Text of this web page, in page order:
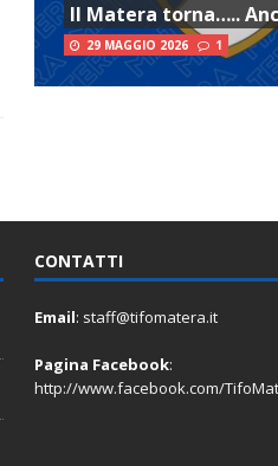
Il Matera torna…..
29 MAGGIO 2026 1
CONTATTI
Email: staff@tifomatera.it
Pagina Facebook:
http://www.facebook.com/